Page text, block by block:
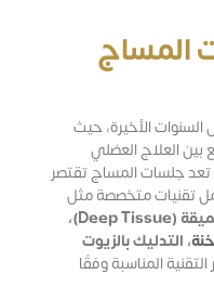
المساج
الأخيرة، حيث
العلاج العضلي
تعد جلسات المساج تقتصر
تقنيات متخصصة مثل
المساج العلاجي، مساج الأنسجة العميقة (Deep Tissue)،
، التدليك بالزيوت
المناسبة وفقًا